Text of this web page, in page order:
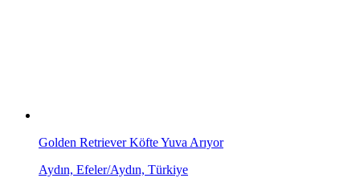
Golden Retriever Köfte Yuva Arıyor
Aydın, Efeler/Aydın, Türkiye